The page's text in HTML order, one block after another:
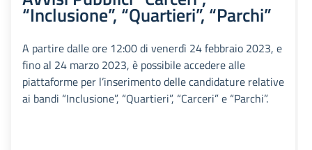
“Inclusione”, “Quartieri”, “Parchi”
A partire dalle ore 12:00 di venerdì 24 febbraio 2023, e
fino al 24 marzo 2023, è possibile accedere alle
piattaforme per l’inserimento delle candidature relative
ai bandi “Inclusione”, “Quartieri”, “Carceri” e “Parchi”.